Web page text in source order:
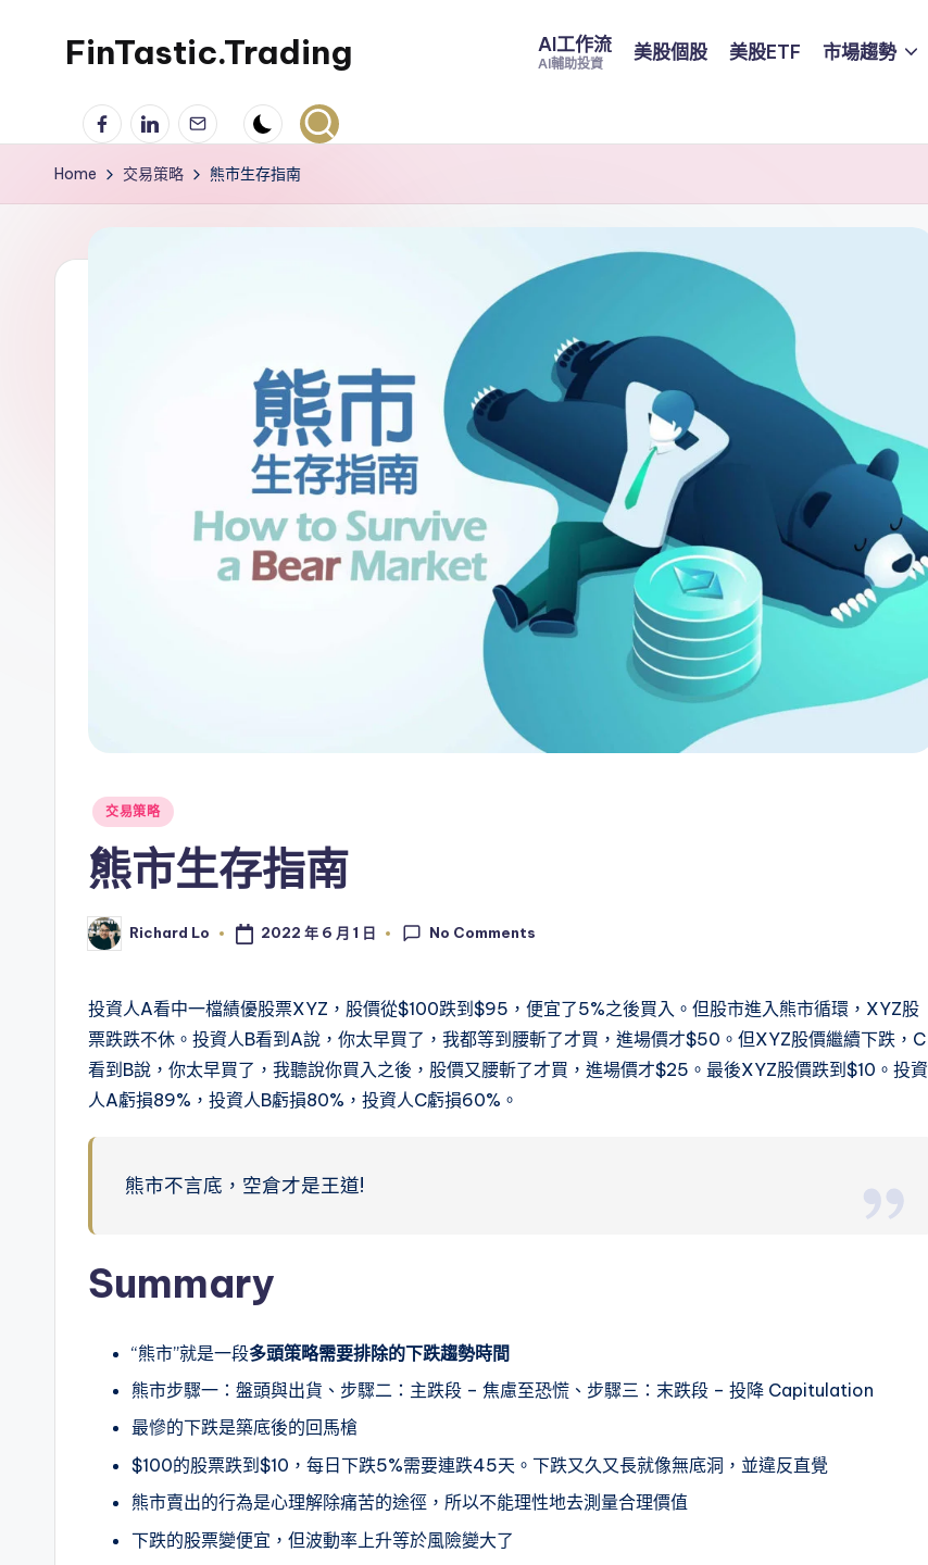
FinTastic.Trading
妙
AI工作流
AI輔助投資
美股個股 美股ETF 市場趨勢
Facebook
LinkedIn
電
子
郵
Home 交易策略 熊市生存指南
Posted
交易策略
熊市生存指南
Posted
by
Richard Lo 2022 年 6 月 1 日 No Comments
投資人A看中一檔績優股票XYZ，股價從$100跌到$95，便宜了5%之後買入。但股市進入熊市循環，XYZ股
票跌跌不休。投資人B看到A說，你太早買了，我都等到腰斬了才買，進場價才$50。但XYZ股價繼續下跌，C
看到B說，你太早買了，我聽說你買入之後，股價又腰斬了才買，進場價才$25。最後XYZ股價跌到$10。投資
人A虧損89%，投資人B虧損80%，投資人C虧損60%。
熊市不言底，空倉才是王道!
Summary
“熊市”就是一段多頭策略需要排除的下跌趨勢時間
熊市步驟一：盤頭與出貨、步驟二：主跌段 – 焦慮至恐慌、步驟三：末跌段 – 投降 Capitulation
最慘的下跌是築底後的回馬槍
$100的股票跌到$10，每日下跌5%需要連跌45天。下跌又久又長就像無底洞，並違反直覺
熊市賣出的行為是心理解除痛苦的途徑，所以不能理性地去測量合理價值
下跌的股票變便宜，但波動率上升等於風險變大了